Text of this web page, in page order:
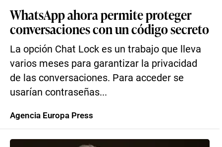
WhatsApp ahora permite proteger
conversaciones con un código secreto
La opción Chat Lock es un trabajo que lleva
varios meses para garantizar la privacidad
de las conversaciones. Para acceder se
usarían contraseñas...
Agencia Europa Press